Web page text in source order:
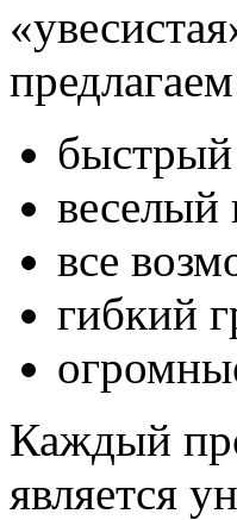
веселый
все
гибкий
Каждый
является